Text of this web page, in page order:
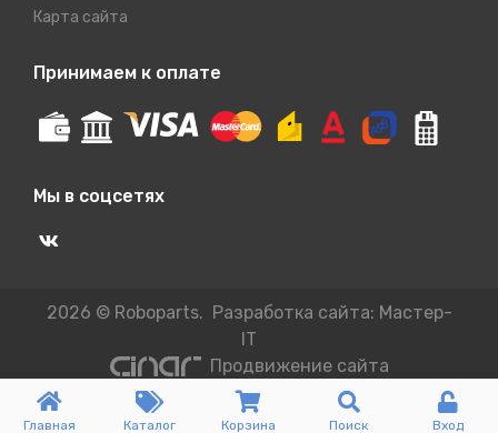
Главная Каталог Корзина Поиск Вход
Карта сайта
Принимаем к оплате
Мы в соцсетях
2026 © Roboparts. Разработка сайта: Мастер-
IT
Продвижение сайта